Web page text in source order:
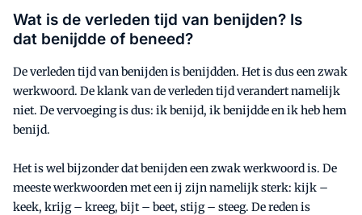
Wat is de verleden tijd van benijden? Is
dat benijdde of beneed?
De verleden tijd van benijden is benijdden. Het is dus een zwak
werkwoord. De klank van de verleden tijd verandert namelijk
niet. De vervoeging is dus: ik benijd, ik benijdde en ik heb hem
benijd.
Het is wel bijzonder dat benijden een zwak werkwoord is. De
meeste werkwoorden met een ij zijn namelijk sterk: kijk –
keek, krijg – kreeg, bijt – beet, stijg – steeg. De reden is